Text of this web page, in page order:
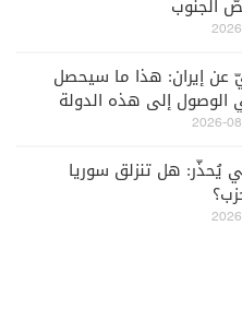
الجنوب
عن إيران: هذا ما سيحصل
الوصول إلى هذه الدولة
يُحذّر: هل تنزلق سوريا